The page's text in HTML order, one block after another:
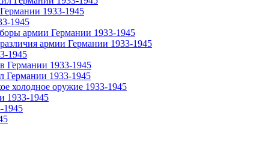
1933-1945
1945
армии Германии 1933-1945
армии Германии 1933-1945
1945
Германии 1933-1945
Германии 1933-1945
холодное оружие 1933-1945
1933-1945
1945